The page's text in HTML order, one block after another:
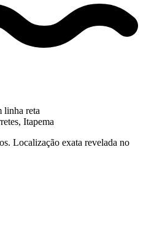
linha reta
Localização exata revelada no